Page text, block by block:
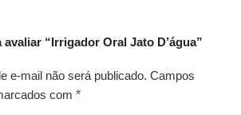
“Irrigador Oral Jato D’água”
e-mail não será publicado. Campos
com *